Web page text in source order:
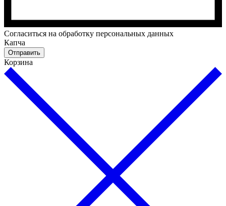
Cогласиться на обработку персональных данных
Капча
Отправить
Корзина